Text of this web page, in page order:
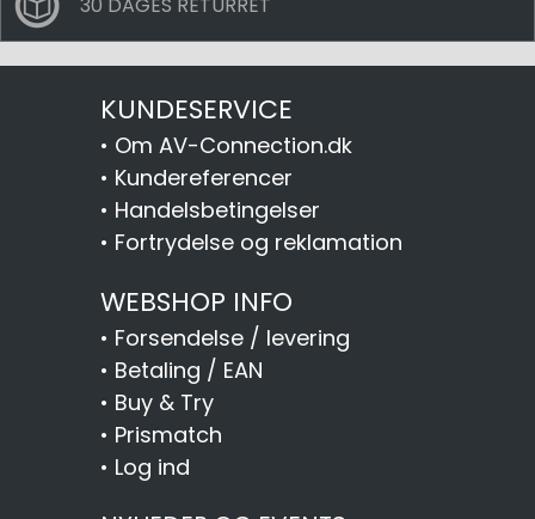
KUNDESERVICE
• Om AV-Connection.dk
• Kundereferencer
• Handelsbetingelser
• Fortrydelse og reklamation
WEBSHOP INFO
• Forsendelse / levering
• Betaling / EAN
• Buy & Try
• Prismatch
• Log ind